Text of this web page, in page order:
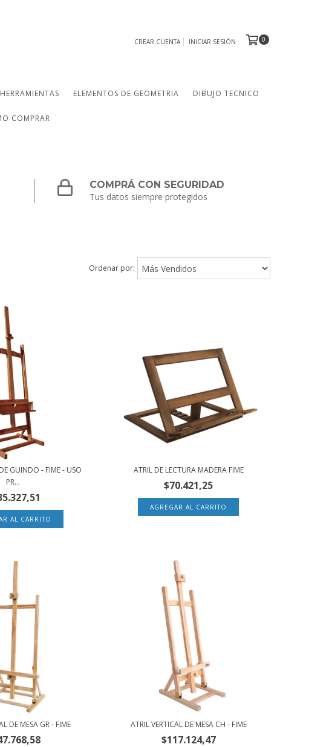
CREAR CUENTA INICIAR SESIÓN 0
HERRAMIENTAS ELEMENTOS DE GEOMETRIA DIBUJO TECNICO
COMPRAR
COMPRÁ CON SEGURIDAD
Tus datos siempre protegidos
Ordenar por:
GUINDO - FIME - USO
PR...
ATRIL DE LECTURA MADERA FIME
$70.421,25
DE MESA GR - FIME ATRIL VERTICAL DE MESA CH - FIME
$117.124,47